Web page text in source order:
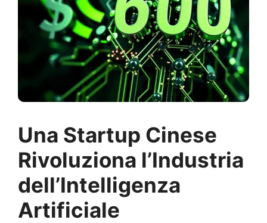
Una Startup Cinese
Rivoluziona l’Industria
dell’Intelligenza
Artificiale